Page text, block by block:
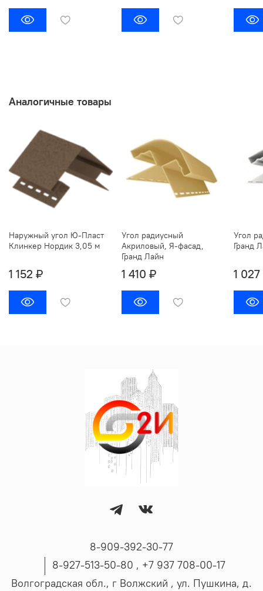
Аналогичные товары
Наружный угол Ю-Пласт
Клинкер Нордик 3,05 м
1 152 ₽
Угол радиусный
Акриловый, Я-фасад,
Гранд Лайн
1 410 ₽
Угол
Гранд
1
8-909-392-30-77
8-927-513-50-80 , ‪+7 937 708-00-17
Волгоградская обл., г Волжский , ул. Пушкина, д.